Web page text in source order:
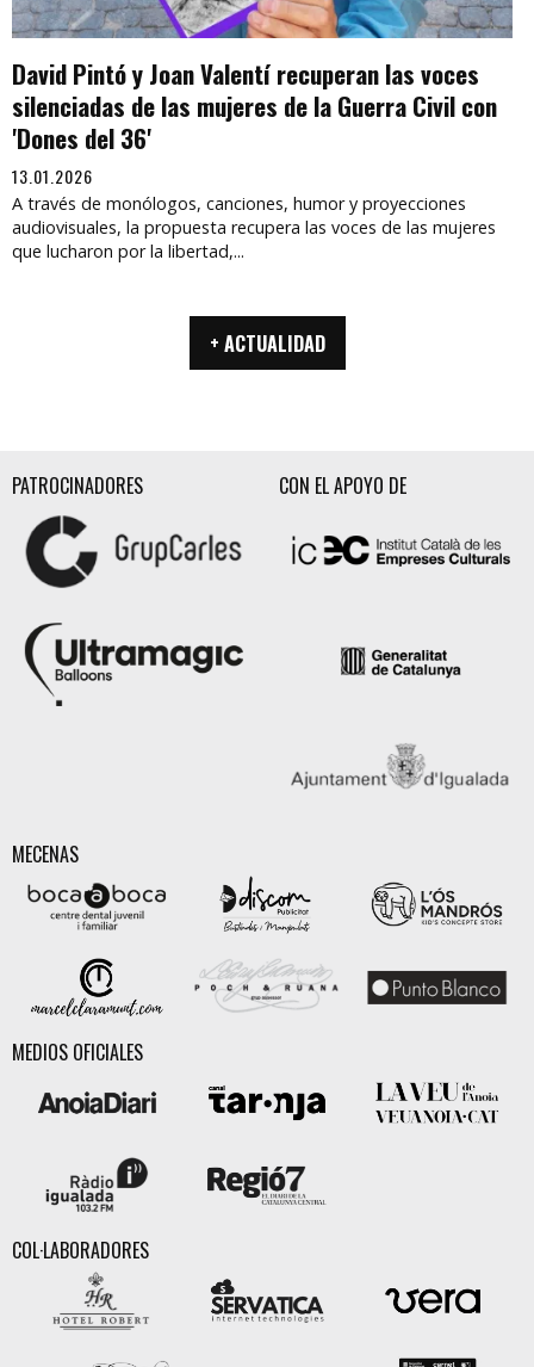
David Pintó y Joan Valentí recuperan las voces
silenciadas de las mujeres de la Guerra Civil con
'Dones del 36'
13.01.2026
A través de monólogos, canciones, humor y proyecciones
audiovisuales, la propuesta recupera las voces de las mujeres
que lucharon por la libertad,...
+ ACTUALIDAD
PATROCINADORES CON EL APOYO DE
MECENAS
MEDIOS OFICIALES
COL·LABORADORES